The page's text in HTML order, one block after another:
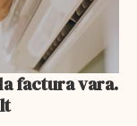
factura vara.